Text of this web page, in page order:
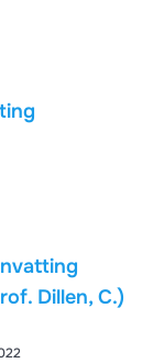
Dillen, C.)